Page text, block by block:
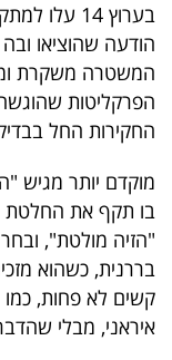
40
שיתופי
פעולה
דרושים
ניוזלטרים
בערוץ 14
הודעה שהוציאו
המשטרה משקרת
הפרקליטות
החקירות החל בבדיקה של
מוקדם יותר מגיש
בו תקף את החלטת
"הזיה מולטת",
קשים לא פחות, כמו
איראני, מבלי